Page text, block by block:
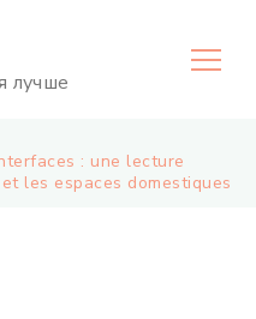
лучше
: une lecture
les espaces domestiques